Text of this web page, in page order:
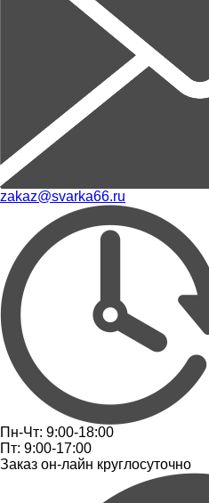
zakaz@svarka66.ru
Пн-Чт: 9:00-18:00
Пт: 9:00-17:00
Заказ он-лайн круглосуточно